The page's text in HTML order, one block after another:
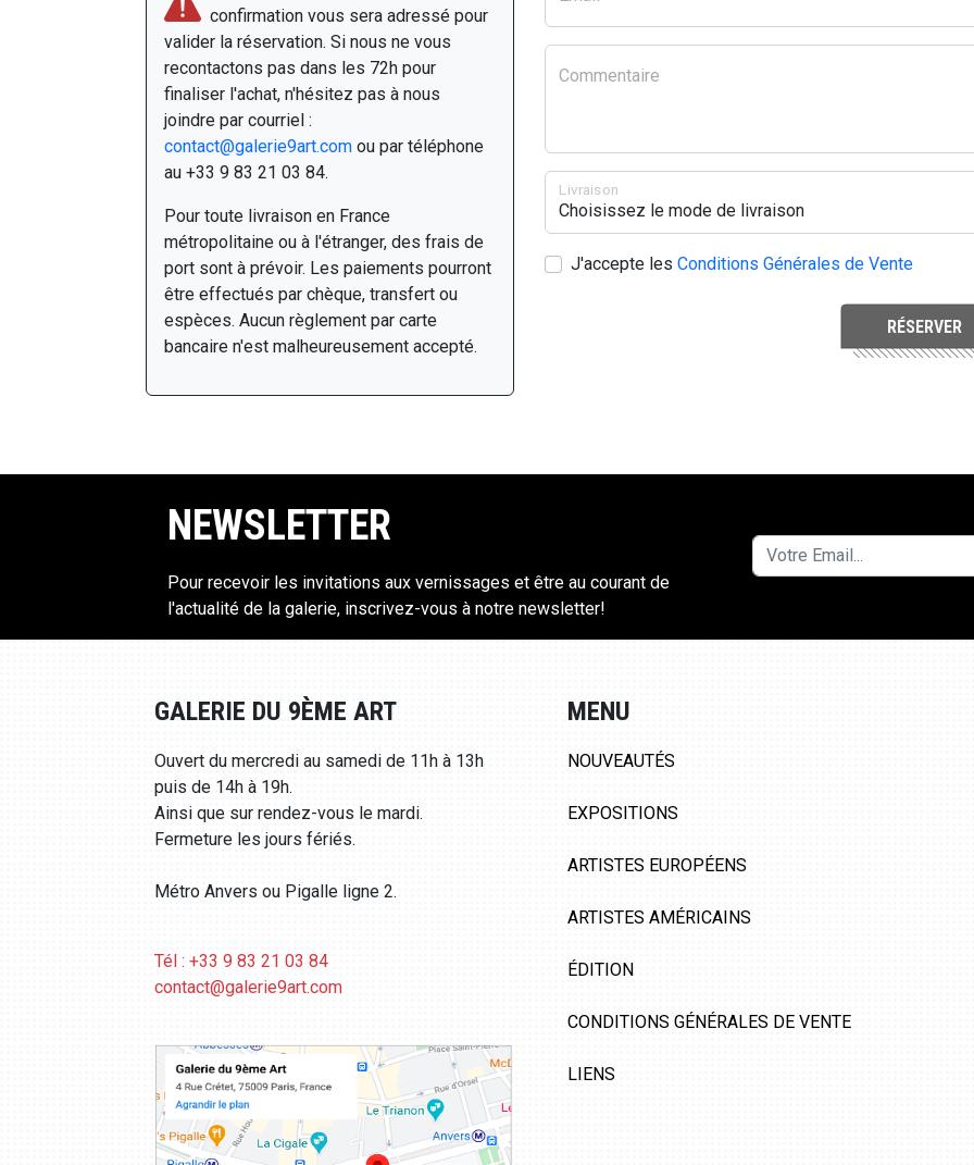
confirmation vous sera adressé pour
valider la réservation. Si nous ne vous
recontactons pas dans les 72h pour
finaliser l'achat, n'hésitez pas à nous
joindre par courriel :
contact@galerie9art.com ou par téléphone
au +33 9 83 21 03 84.
Pour toute livraison en France
métropolitaine ou à l'étranger, des frais de
port sont à prévoir. Les paiements pourront
être effectués par chèque, transfert ou
espèces. Aucun règlement par carte
bancaire n'est malheureusement accepté.
Commentaire
Livraison
J'accepte les Conditions Générales de Vente
RÉSERVER
NEWSLETTER
Pour recevoir les invitations aux vernissages et être au courant de
l'actualité de la galerie, inscrivez-vous à notre newsletter!
GALERIE DU 9ÈME ART
Ouvert du mercredi au samedi de 11h à 13h
puis de 14h à 19h.
Ainsi que sur rendez-vous le mardi.
Fermeture les jours fériés.
Métro Anvers ou Pigalle ligne 2.
Tél : +33 9 83 21 03 84
contact@galerie9art.com
MENU
NOUVEAUTÉS
EXPOSITIONS
ARTISTES EUROPÉENS
ARTISTES AMÉRICAINS
ÉDITION
CONDITIONS GÉNÉRALES DE VENTE
LIENS